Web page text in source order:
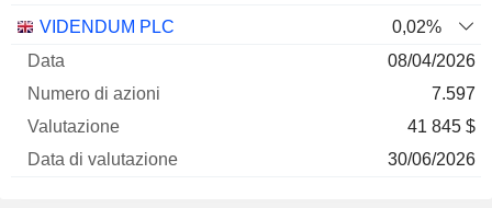
VIDENDUM PLC
0,02%
08/04/2026
7.597
41 845 $
30/06/2026